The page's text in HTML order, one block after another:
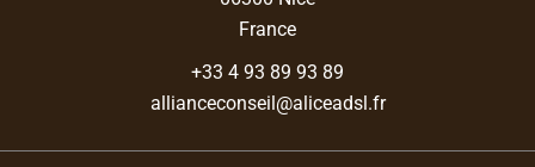
France
+33 4 93 89 93 89
allianceconseil@aliceadsl.fr